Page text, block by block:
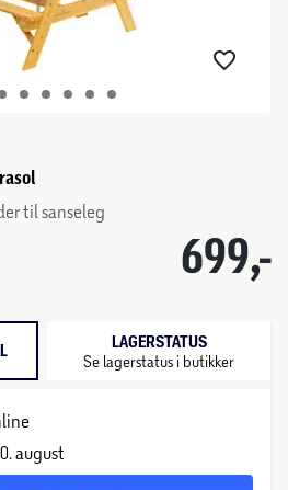
til sanseleg
699,-
LAGERSTATUS
Se lagerstatus i butikker
august